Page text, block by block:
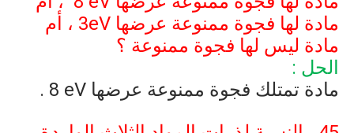
مادة لها فجوة ممنوعة عرضها 3eV ، أم
مادة ليس لها فجوة ممنوعة ؟
الحل :
مادة تمتلك فجوة ممنوعة عرضها 8 eV
.